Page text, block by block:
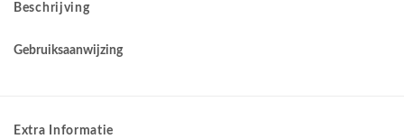
Beschrijving
Gebruiksaanwijzing
Extra Informatie